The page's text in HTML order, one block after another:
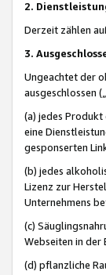
2.
Derzeit zählen
3.
Ungeachtet der
ausgeschlossen
(a) jedes
eine
gesponserten
(b) jedes
Lizenz zur
Unternehmens
(c)
Webseiten in der
(d) pflanzliche